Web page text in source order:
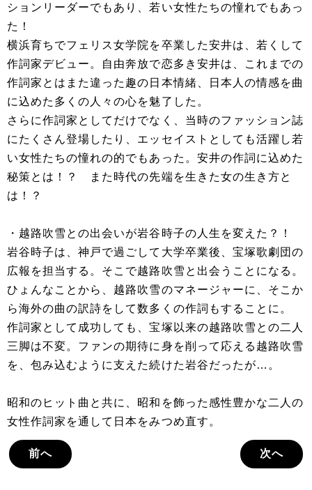
ションリーダーでもあり、若い女性たちの憧れでもあっ
た！
横浜育ちでフェリス女学院を卒業した安井は、若くして
作詞家デビュー。自由奔放で恋多き安井は、これまでの
作詞家とはまた違った趣の日本情緒、日本人の情感を曲
に込めた多くの人々の心を魅了した。
さらに作詞家としてだけでなく、当時のファッション誌
にたくさん登場したり、エッセイストとしても活躍し若
い女性たちの憧れの的でもあった。安井の作詞に込めた
秘策とは！？ また時代の先端を生きた女の生き方と
は！？
・越路吹雪との出会いが岩谷時子の人生を変えた？！
岩谷時子は、神戸で過ごして大学卒業後、宝塚歌劇団の
広報を担当する。そこで越路吹雪と出会うことになる。
ひょんなことから、越路吹雪のマネージャーに、そこか
ら海外の曲の訳詩をして数多くの作詞もすることに。
作詞家として成功しても、宝塚以来の越路吹雪との二人
三脚は不変。ファンの期待に身を削って応える越路吹雪
を、包み込むように支えた続けた岩谷だったが…。
昭和のヒット曲と共に、昭和を飾った感性豊かな二人の
女性作詞家を通して日本をみつめ直す。
前へ 次へ